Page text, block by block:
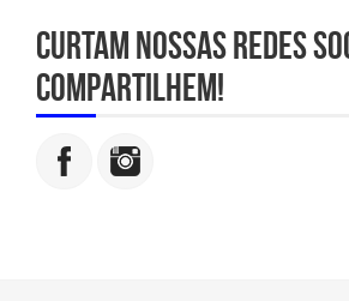
Curtam nossas redes
compartilhem!